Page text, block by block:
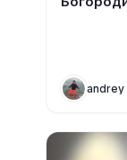
andrey